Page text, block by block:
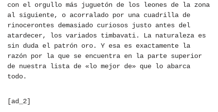
con el orgullo más juguetón de los leones de la zona
al siguiente, o acorralado por una cuadrilla de
rinocerontes demasiado curiosos justo antes del
atardecer, los variados timbavati. La naturaleza es
sin duda el patrón oro. Y esa es exactamente la
razón por la que se encuentra en la parte superior
de nuestra lista de «lo mejor de» que lo abarca
todo.
[ad_2]